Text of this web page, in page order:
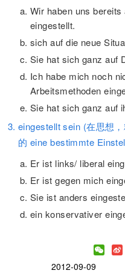
Wir haben uns
eingestellt.
sich auf die neue
Sie hat sich ganz auf
Ich habe mich noch
Arbeitsmethoden
Sie hat sich ganz auf
eingestellt sein (在思想
的 eine bestimmte
Er ist links/ liberal
Er ist gegen mich
Sie ist anders
ein konservativer
2012-09-09